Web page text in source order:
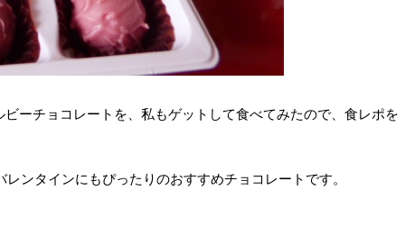
ーチョコレートを、私もゲットして食べてみたので、食レポを
ンタインにもぴったりのおすすめチョコレートです。